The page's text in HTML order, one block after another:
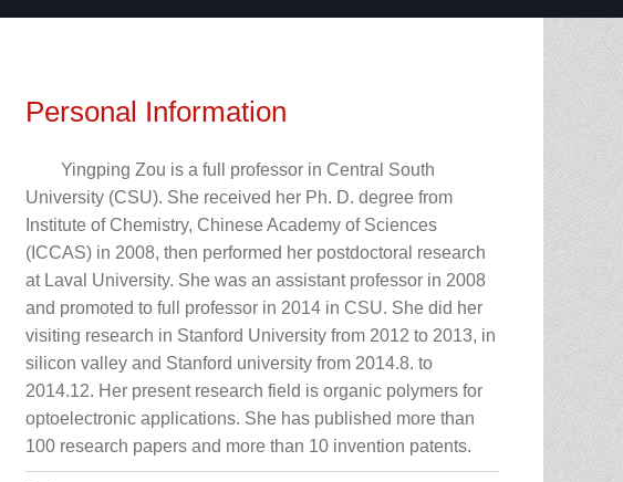
Personal Information
Yingping Zou is a full professor in Central South
University (CSU). She received her Ph. D. degree from
Institute of Chemistry, Chinese Academy of Sciences
(ICCAS) in 2008, then performed her postdoctoral research
at Laval University. She was an assistant professor in 2008
and promoted to full professor in 2014 in CSU. She did her
visiting research in Stanford University from 2012 to 2013, in
silicon valley and Stanford university from 2014.8. to
2014.12. Her present research field is organic polymers for
optoelectronic applications. She has published more than
100 research papers and more than 10 invention patents.